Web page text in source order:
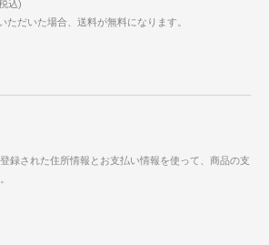
込)
ただいた場合、送料が無料になります。
録された住所情報とお支払い情報を使って、商品の支